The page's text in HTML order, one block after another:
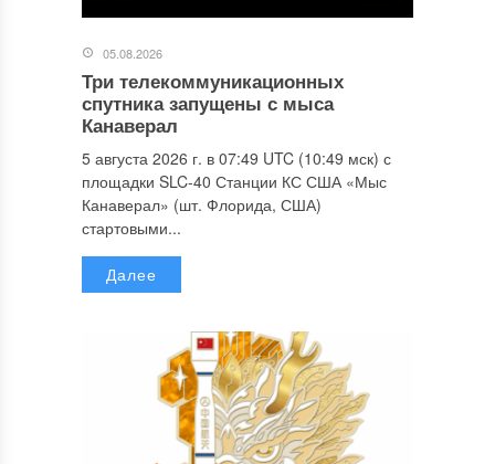
05.08.2026
Три телекоммуникационных
спутника запущены с мыса
Канаверал
5 августа 2026 г. в 07:49 UTC (10:49 мск) с
площадки SLC-40 Станции КС США «Мыс
Канаверал» (шт. Флорида, США)
стартовыми...
Далее